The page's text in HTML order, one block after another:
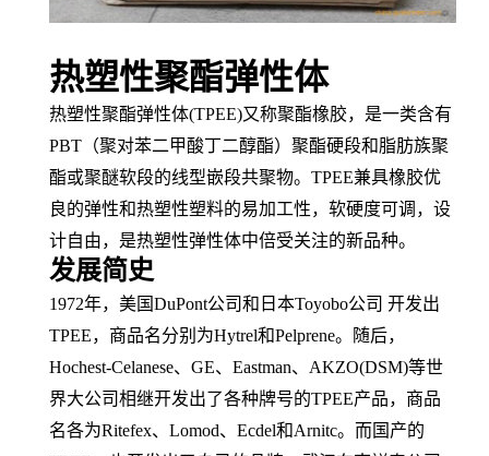
热塑性聚酯弹性体
热塑性聚酯弹性体(TPEE)又称聚酯橡胶，是一类含有
PBT（聚对苯二甲酸丁二醇酯）聚酯硬段和脂肪族聚
酯或聚醚软段的线型嵌段共聚物。 TPEE兼具橡胶优
良的弹性和热塑性塑料的易加工性，软硬度可调， 设
计自由，是热塑性弹性体中倍受关注的新品种。
发展简史
1972年，美国DuPont公司和日本Toyobo公司 开发出
TPEE， 商品名分别为Hytrel和Pelprene。随后，
Hochest-Celanese、 GE、 Eastman、AKZO(DSM)等世
界大公司相继开发出了各种牌号的TPEE产品，商品
名各为Ritefex、Lomod、Ecdel和Arnitc。而国产的